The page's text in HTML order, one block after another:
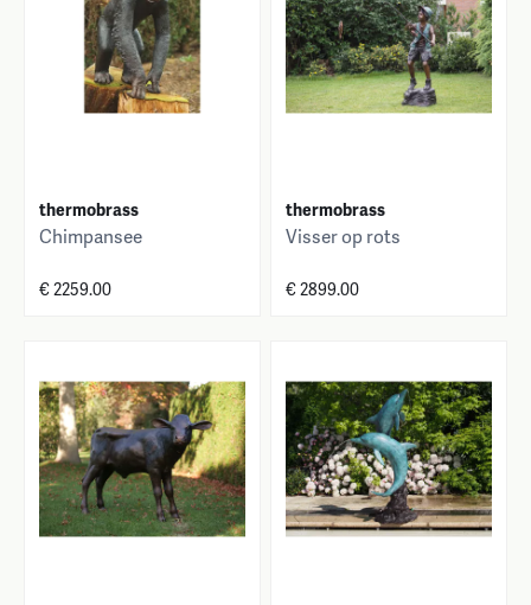
thermobrass
Chimpansee
€ 2259.00
thermobrass
Visser op rots
€ 2899.00